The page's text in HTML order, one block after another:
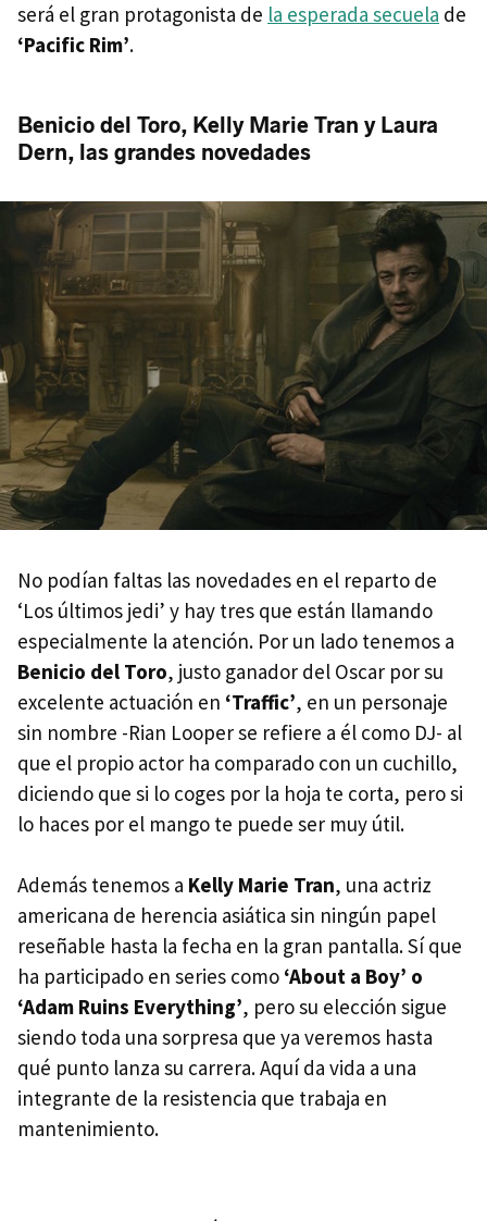
será el gran protagonista de la esperada secuela de
‘Pacific Rim’.
Benicio del Toro, Kelly Marie Tran y Laura
Dern, las grandes novedades
No podían faltas las novedades en el reparto de
‘Los últimos jedi’ y hay tres que están llamando
especialmente la atención. Por un lado tenemos a
Benicio del Toro, justo ganador del Oscar por su
excelente actuación en ‘Traffic’, en un personaje
sin nombre -Rian Looper se refiere a él como DJ- al
que el propio actor ha comparado con un cuchillo,
diciendo que si lo coges por la hoja te corta, pero si
lo haces por el mango te puede ser muy útil.
Además tenemos a Kelly Marie Tran, una actriz
americana de herencia asiática sin ningún papel
reseñable hasta la fecha en la gran pantalla. Sí que
ha participado en series como ‘About a Boy’ o
‘Adam Ruins Everything’, pero su elección sigue
siendo toda una sorpresa que ya veremos hasta
qué punto lanza su carrera. Aquí da vida a una
integrante de la resistencia que trabaja en
mantenimiento.